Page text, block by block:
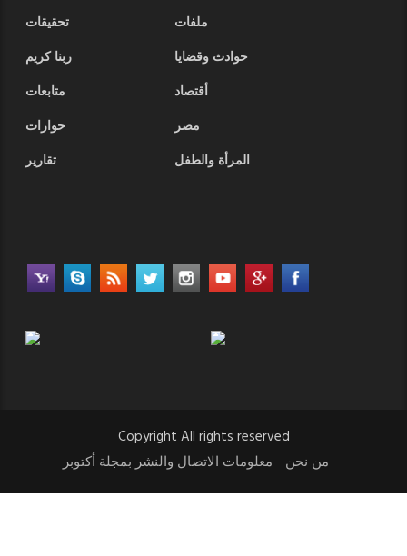
ملفات
تحقيقات
حوادث وقضايا
ربنا كريم
أقتصاد
متابعات
مصر
حوارات
المرأة والطفل
تقارير
Copyright All rights reserved
من نحن
معلومات الاتصال والنشر بمجلة أكتوبر